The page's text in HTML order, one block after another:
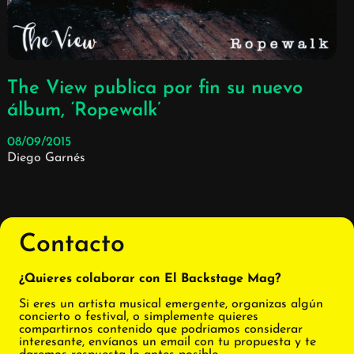
The View publica por fin su nuevo
álbum, ‘Ropewalk’
08/09/2015
Diego Garnés
Contacto
¿Quieres colaborar con El Backstage Mag?
Si eres un artista musical emergente, organizas algún
concierto o festival, o simplemente quieres
compartirnos contenido que podríamos considerar
interesante, envíanos un email con tu propuesta y te